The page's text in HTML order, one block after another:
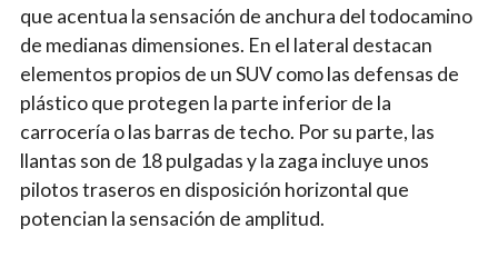
que acentua la sensación de anchura del todocamino
de medianas dimensiones. En el lateral destacan
elementos propios de un SUV como las defensas de
plástico que protegen la parte inferior de la
carrocería o las barras de techo. Por su parte, las
llantas son de 18 pulgadas y la zaga incluye unos
pilotos traseros en disposición horizontal que
potencian la sensación de amplitud.